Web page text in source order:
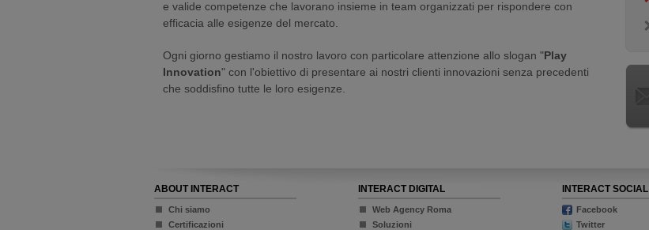
e valide competenze che lavorano insieme in team organizzati per rispondere con
efficacia alle esigenze del mercato.
Ogni giorno gestiamo il nostro lavoro con particolare attenzione allo slogan "Play
Innovation" con l'obiettivo di presentare ai nostri clienti innovazioni senza precedenti
che soddisfino tutte le loro esigenze.
ABOUT INTERACT
Chi siamo
Certificazioni
INTERACT DIGITAL
Web Agency Roma
Soluzioni
INTERACT SOCIAL
Facebook
Twitter